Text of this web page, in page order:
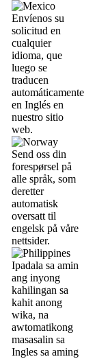
Envíenos su
solicitud en
cualquier
idioma, que
luego se
traducen
automáticamente
en Inglés en
nuestro sitio
web.
Send oss din
forespørsel på
alle språk, som
deretter
automatisk
oversatt til
engelsk på våre
nettsider.
Ipadala sa amin
ang inyong
kahilingan sa
kahit anong
wika, na
awtomatikong
masasalin sa
Ingles sa aming